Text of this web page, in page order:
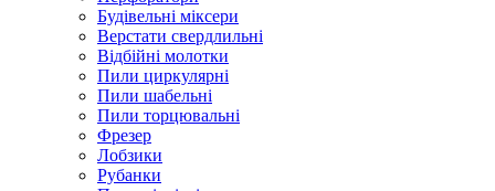
Будівельні міксери
Верстати свердлильні
Bідбійні молотки
Пили циркулярні
Пили шабельні
Пили торцювальні
Фрезер
Лобзики
Рубанки